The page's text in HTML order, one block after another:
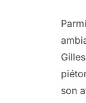
son